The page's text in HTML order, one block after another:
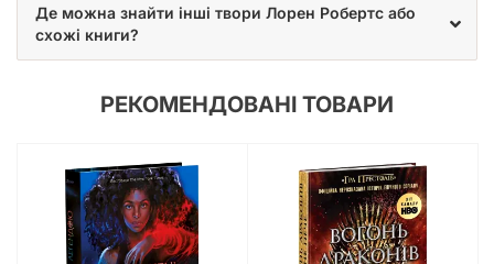
Де можна знайти інші твори Лорен Робертс або
схожі книги?
РЕКОМЕНДОВАНІ ТОВАРИ